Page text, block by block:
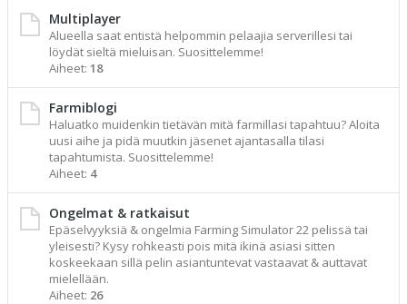
Multiplayer
Alueella saat entistä helpommin pelaajia serverillesi tai
löydät sieltä mieluisan. Suosittelemme!
Aiheet: 18
Farmiblogi
Haluatko muidenkin tietävän mitä farmillasi tapahtuu? Aloita
uusi aihe ja pidä muutkin jäsenet ajantasalla tilasi
tapahtumista. Suosittelemme!
Aiheet: 4
Ongelmat & ratkaisut
Epäselvyyksiä & ongelmia Farming Simulator 22 pelissä tai
yleisesti? Kysy rohkeasti pois mitä ikinä asiasi sitten
koskeekaan sillä pelin asiantuntevat vastaavat & auttavat
mielellään.
Aiheet: 26